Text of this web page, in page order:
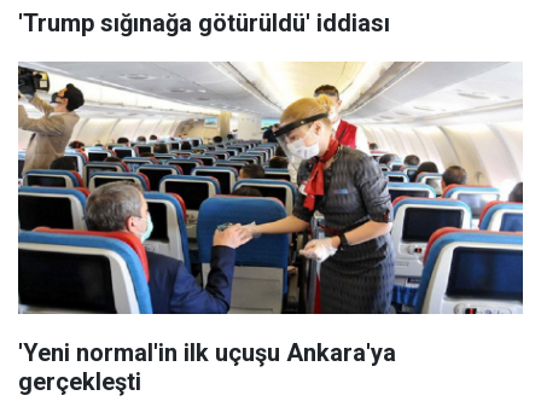
'Trump sığınağa götürüldü' iddiası
'Yeni normal'in ilk uçuşu Ankara'ya
gerçekleşti